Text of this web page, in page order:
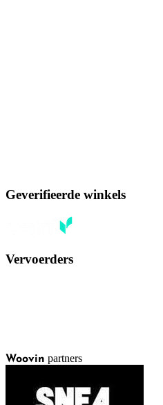
Geverifieerde winkels
Vervoerders
Woovin partners